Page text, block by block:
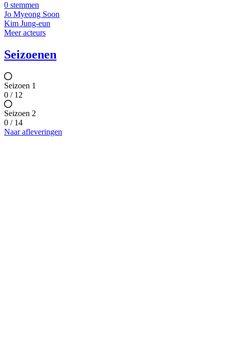
0 stemmen
Jo Myeong Soon
Kim Jung-eun
Meer acteurs
Seizoenen
Seizoen 1
0 / 12
Seizoen 2
0 / 14
Naar afleveringen